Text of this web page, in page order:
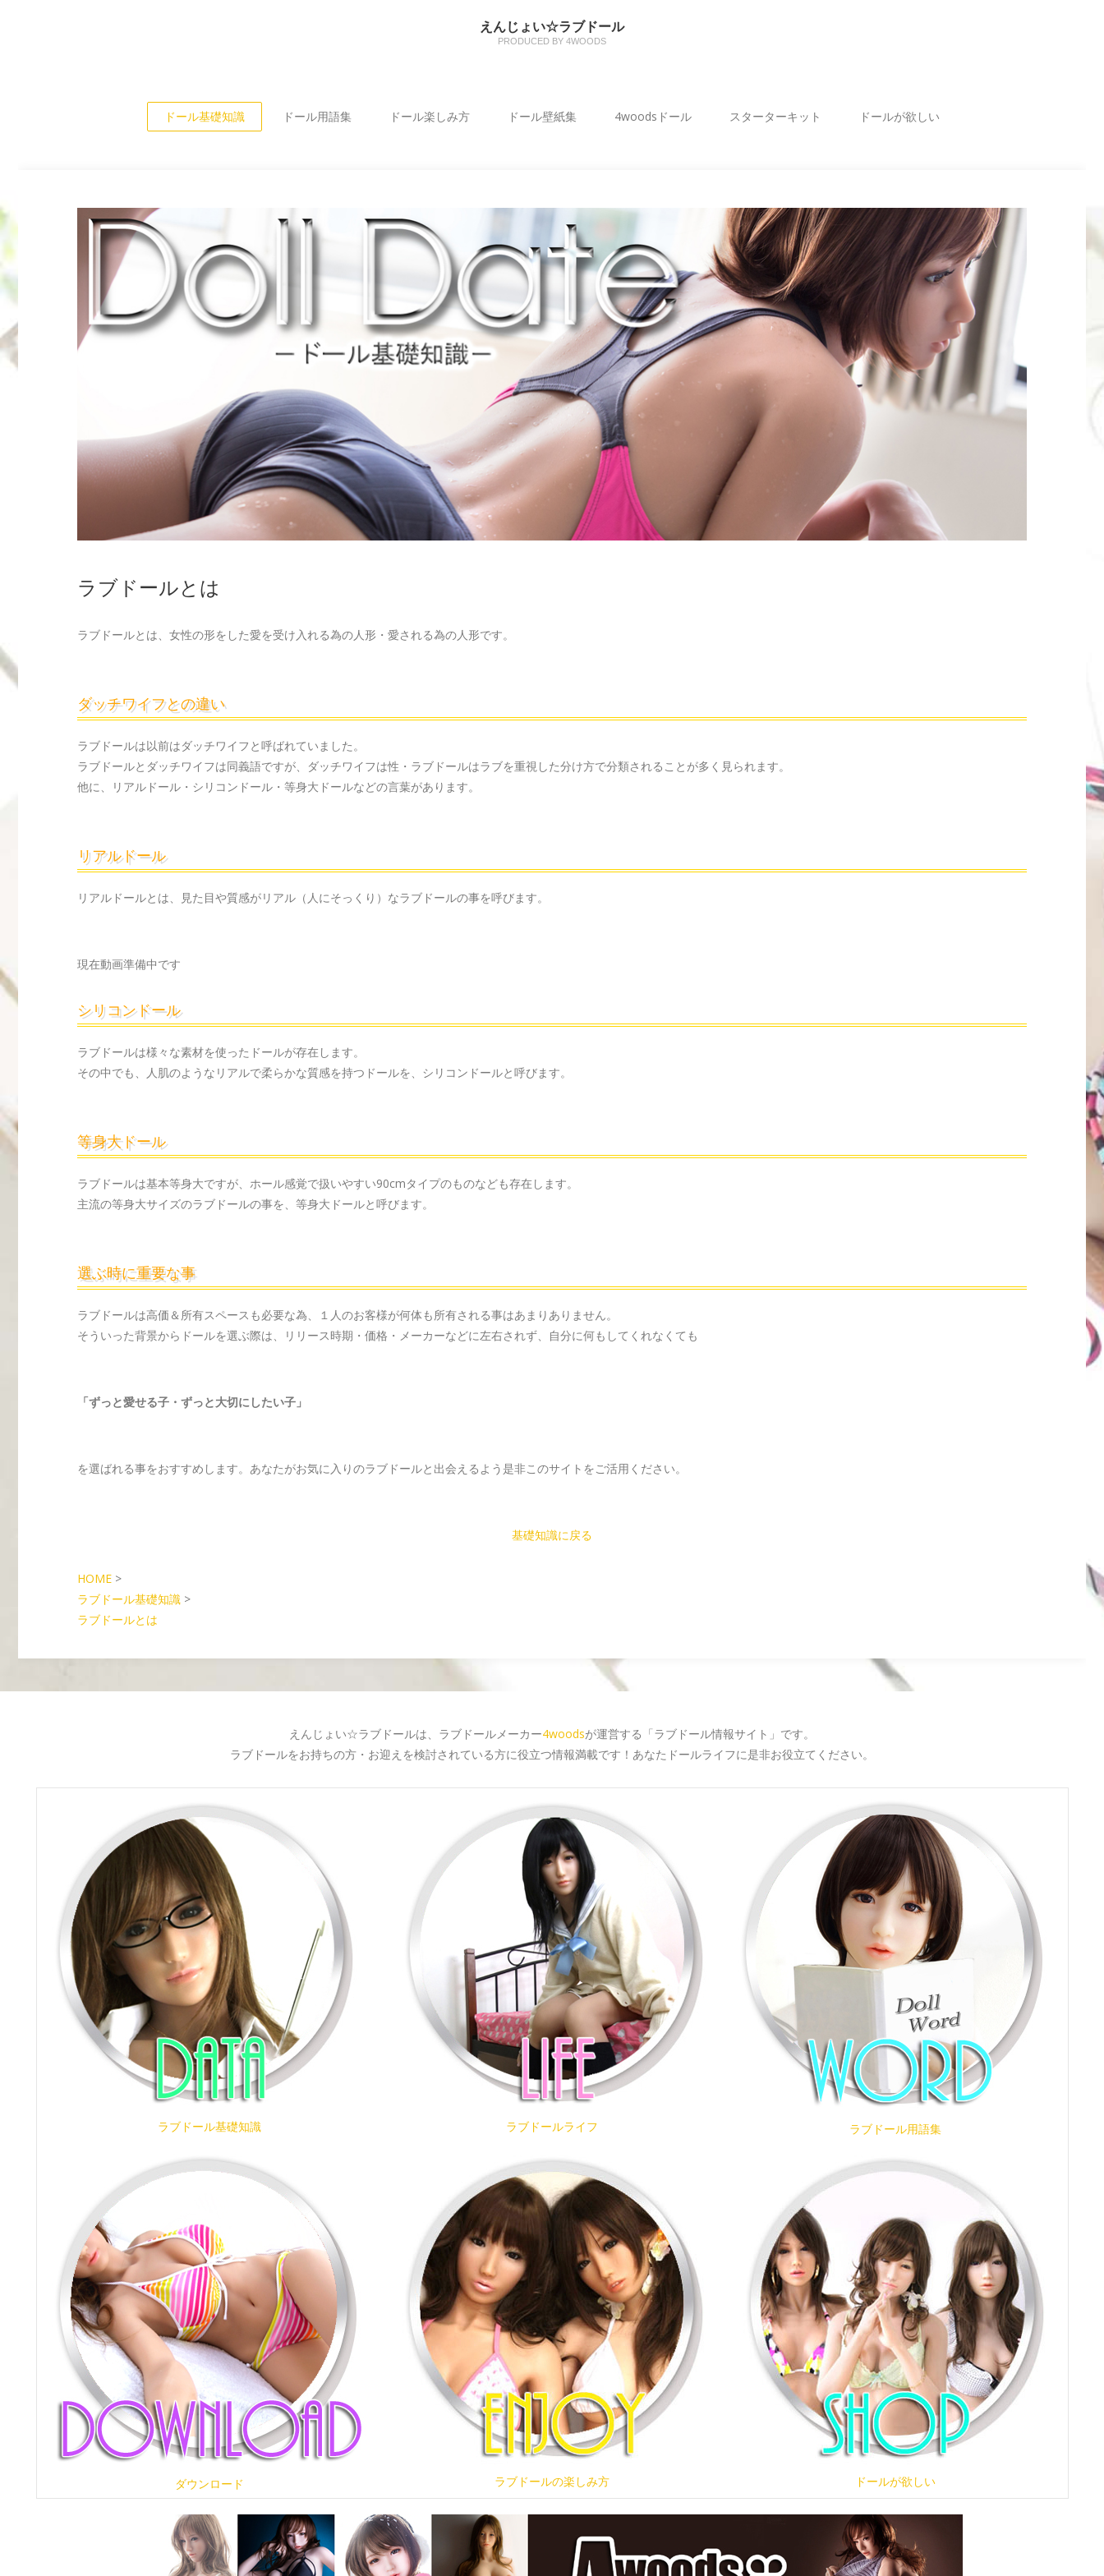
えんじょい☆ラブドール
PRODUCED BY 4WOODS
ドール基礎知識 ドール用語集 ドール楽しみ方 ドール壁紙集 4woodsドール スターターキット ドールが欲しい
ラブドールとは
ラブドールとは、女性の形をした愛を受け入れる為の人形・愛される為の人形です。
ダッチワイフとの違い
ラブドールは以前はダッチワイフと呼ばれていました。
ラブドールとダッチワイフは同義語ですが、ダッチワイフは性・ラブドールはラブを重視した分け方で分類されることが多く見られます。
他に、リアルドール・シリコンドール・等身大ドールなどの言葉があります。
リアルドール
リアルドールとは、見た目や質感がリアル（人にそっくり）なラブドールの事を呼びます。
現在動画準備中です
シリコンドール
ラブドールは様々な素材を使ったドールが存在します。
その中でも、人肌のようなリアルで柔らかな質感を持つドールを、シリコンドールと呼びます。
等身大ドール
ラブドールは基本等身大ですが、ホール感覚で扱いやすい90cmタイプのものなども存在します。
主流の等身大サイズのラブドールの事を、等身大ドールと呼びます。
選ぶ時に重要な事
ラブドールは高価＆所有スペースも必要な為、１人のお客様が何体も所有される事はあまりありません。
そういった背景からドールを選ぶ際は、リリース時期・価格・メーカーなどに左右されず、自分に何もしてくれなくても
「ずっと愛せる子・ずっと大切にしたい子」
を選ばれる事をおすすめします。あなたがお気に入りのラブドールと出会えるよう是非このサイトをご活用ください。
基礎知識に戻る
HOME >
ラブドール基礎知識 >
ラブドールとは
えんじょい☆ラブドールは、ラブドールメーカー4woodsが運営する「ラブドール情報サイト」です。
ラブドールをお持ちの方・お迎えを検討されている方に役立つ情報満載です！あなたドールライフに是非お役立てください。
ラブドール基礎知識 ラブドールライフ ラブドール用語集
ダウンロード ラブドールの楽しみ方 ドールが欲しい